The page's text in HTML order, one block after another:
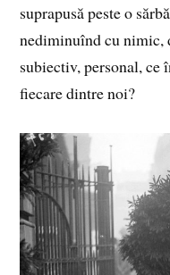
suprapusă peste o
nediminuînd cu nimic,
subiectiv, personal, ce
fiecare dintre noi?